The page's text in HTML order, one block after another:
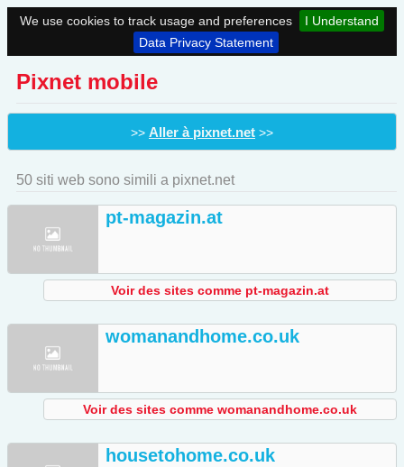
We use cookies to track usage and preferences
I Understand
Data Privacy Statement
Pixnet mobile
>> Aller à pixnet.net >>
50 siti web sono simili a pixnet.net
pt-magazin.at
Voir des sites comme pt-magazin.at
womanandhome.co.uk
Voir des sites comme womanandhome.co.uk
housetohome.co.uk